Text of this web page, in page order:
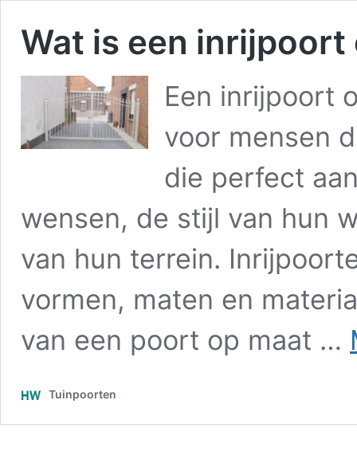
Wat is een inrijpoort
Een inrijpoort
voor mensen
die perfect
wensen, de stijl van hun
van hun terrein.
vormen, maten en
van een poort op maat …
Tuinpoorten